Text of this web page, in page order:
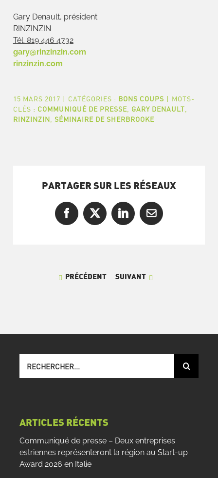
Gary Denault, président
RINZINZIN
Tél. 819446 4732
gary@rinzinzin.com
rinzinzin.com
15 MARS 2017 | CATÉGORIES : BONS COUPS | MOTS-
CLÉS : COMMUNIQUÉ DE PRESSE, GARY DENAULT
RINZINZIN SÉMINAIRE DE SHERBROOKE
PARTAGER SUR LES RÉSEAUX
Facebook
X LinkedInCourriel
PRÉCÉDENT SUIVANT
sur
ARTICLES RÉCENTS
Communiqué de presse – Deux entreprises
estriennes représenteront la région au Start-up
Award 2026 en Italie